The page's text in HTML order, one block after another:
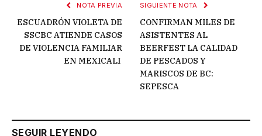
NOTA PREVIA
ESCUADRÓN VIOLETA DE
SSCBC ATIENDE CASOS
DE VIOLENCIA FAMILIAR
EN MEXICALI
SIGUIENTE NOTA
CONFIRMAN MILES DE
ASISTENTES AL
BEERFEST LA CALIDAD
DE PESCADOS Y
MARISCOS DE BC:
SEPESCA
SEGUIR LEYENDO